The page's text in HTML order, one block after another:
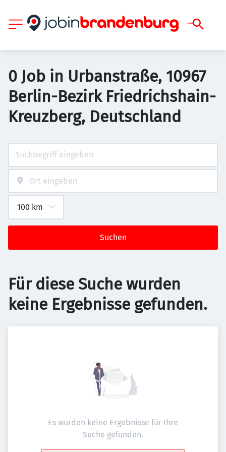
0 Job in Urbanstraße, 10967
Berlin-Bezirk Friedrichshain-
Kreuzberg, Deutschland
Suchen
Für diese Suche wurden
keine Ergebnisse gefunden.
Es wurden keine Ergebnisse für Ihre
Suche gefunden.